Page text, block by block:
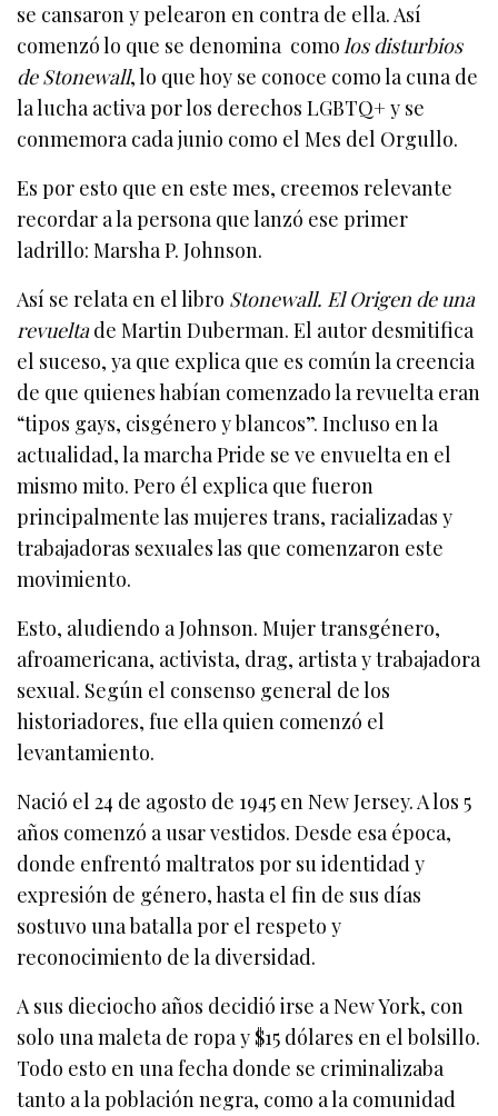
se cansaron y pelearon en contra de ella. Así
comenzó lo que se denomina comolos disturbios
de Stonewall, lo que hoy se conoce como la cuna de
la lucha activa por los derechos LGBTQ+ y se
conmemora cada junio como el Mes del Orgullo.
Es por esto que en este mes, creemos relevante
recordar a la persona que lanzó ese primer
ladrillo: Marsha P. Johnson.
Así se relata en el libro Stonewall. El Origen de una
revueltade Martin Duberman. El autor desmitifica
el suceso, ya que explica que es común la creencia
de que quienes habían comenzado la revuelta eran
“tipos gays, cisgénero y blancos”. Incluso en la
actualidad, la marcha Pride se ve envuelta en el
mismo mito. Pero él explica que fueron
principalmente las mujeres trans, racializadas y
trabajadoras sexuales las que comenzaron este
movimiento.
Esto, aludiendo a Johnson. Mujer transgénero,
afroamericana, activista, drag, artista y trabajadora
sexual. Según el consenso general de los
historiadores, fue ella quien comenzó el
levantamiento.
Nació el 24 de agosto de 1945 en New Jersey. A los 5
años comenzó a usar vestidos. Desde esa época,
donde enfrentó maltratos por su identidad y
expresión de género, hasta el fin de sus días
sostuvo una batalla por el respeto y
reconocimiento de la diversidad.
A sus dieciocho años decidió irse a New York, con
solo una maleta de ropa y $15 dólares en el bolsillo.
Todo esto en una fecha donde se criminalizaba
tanto a la población negra, como a la comunidad